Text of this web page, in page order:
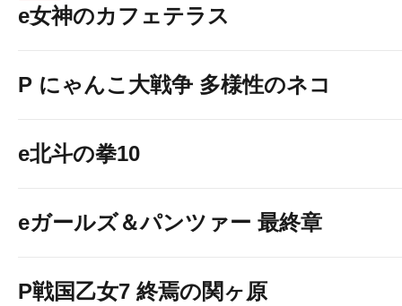
e女神のカフェテラス
P にゃんこ大戦争 多様性のネコ
e北斗の拳10
eガールズ＆パンツァー 最終章
P戦国乙女7 終焉の関ヶ原